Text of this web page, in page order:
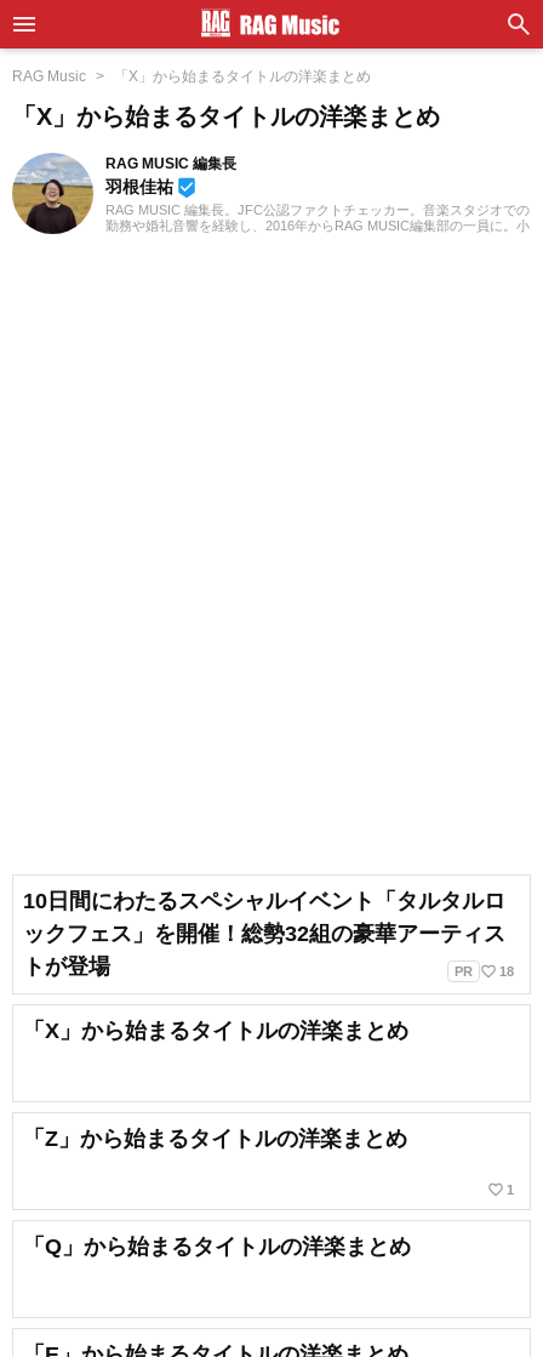
RAG Music 「X」から始まるタイトルの洋楽まとめ
「X」から始まるタイトルの洋楽まとめ
RAG MUSIC 編集長
羽根佳祐 beenhere
RAG MUSIC 編集長。JFC公認ファクトチェッカー。音楽スタジオでの
勤務や婚礼音響を経験し、2016年からRAG MUSIC編集部の一員に。小
10日間にわたるスペシャルイベント「タルタルロ
ックフェス」を開催！総勢32組の豪華アーティス
トが登場
PR favorite_border 18
「X」から始まるタイトルの洋楽まとめ
「Z」から始まるタイトルの洋楽まとめ
favorite_border 1
「Q」から始まるタイトルの洋楽まとめ